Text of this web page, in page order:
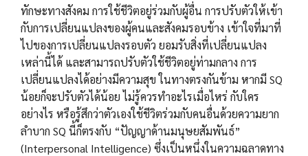
ทักษะทางสังคม การใช้ชีวิตอยู่ร่วมกับผู้อื่น การปรับตัวให้เข้า
กับการเปลี่ยนแปลงของผู้คนและสังคมรอบข้าง เข้าใจที่มาที่
ไปของการเปลี่ยนแปลงรอบตัว ยอมรับสิ่งที่เปลี่ยนแปลง
เหล่านี้ได้ และสามารถปรับตัวใช้ชีวิตอยู่ท่ามกลาง การ
เปลี่ยนแปลงได้อย่างมีความสุข ในทางตรงกันข้าม หากมี SQ
น้อยก็จะปรับตัวได้น้อย ไม่รู้ควรทำอะไรเมื่อไหร่ กับใคร
อย่างไร หรือรู้สึกว่าตัวเองใช้ชีวิตร่วมกับคนอื่นด้วยความยาก
ลำบาก SQ นี้ก็ตรงกับ “ปัญญาด้านมนุษยสัมพันธ์”
(Interpersonal Intelligence) ซึ่งเป็นหนึ่งในความฉลาดทาง